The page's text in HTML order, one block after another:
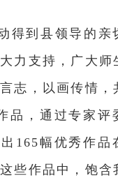
得到县领导的亲
力支持，广大师
志，以画传情，
品，通过专家评
165幅优秀作品
些作品中，饱含